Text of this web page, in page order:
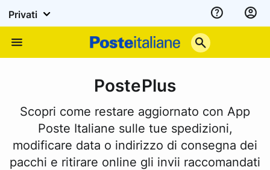
Privati
Assistenza
Italiane
PostePlus
Scopri come restare aggiornato con App
Poste Italiane sulle tue spedizioni,
modificare data o indirizzo di consegna dei
pacchi e ritirare online gli invii raccomandati